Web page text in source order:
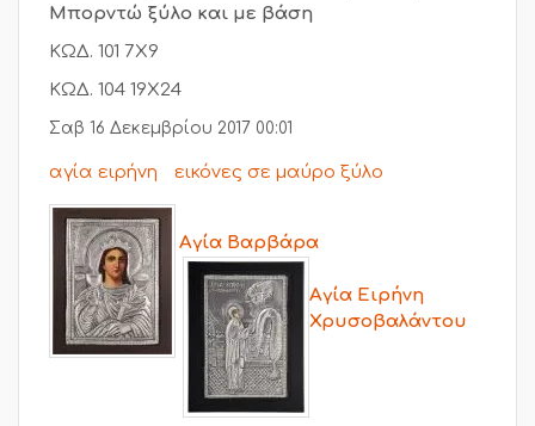
Μπορντώ ξύλο και με βάση
ΚΩΔ. 101 7Χ9
ΚΩΔ. 104 19Χ24
Σαβ 16 Δεκεμβρίου 2017 00:01
αγία ειρήνη εικόνες σε μαύρο ξύλο
Αγία Βαρβάρα
Αγία Ειρήνη
Χρυσοβαλάντου